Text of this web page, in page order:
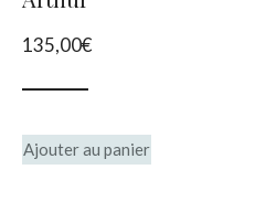
135,00€
Ajouter au panier